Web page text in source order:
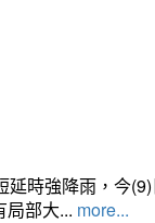
時強降雨，今
局部大... more...